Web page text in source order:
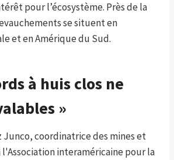
pour l’écosystème. Près de la
se situent en
et en Amérique du Sud.
à huis clos ne
»
Junco, coordinatrice des mines et
interaméricaine pour la